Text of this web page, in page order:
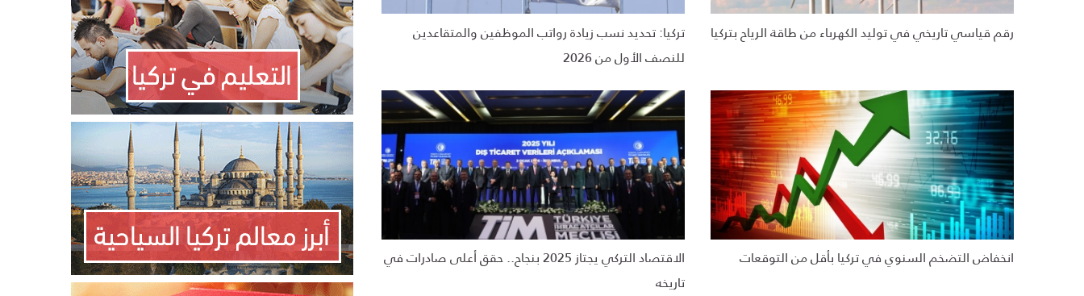
رقم قياسي تاريخي في توليد الكهرباء من طاقة الرياح بتركيا
تركيا: تحديد نسب زيادة رواتب الموظفين والمتقاعدين
للنصف الأول من 2026
انخفاض التضخم السنوي في تركيا بأقل من التوقعات
الاقتصاد التركي يجتاز 2025 بنجاح.. حقق أعلى صادرات في
تاريخه